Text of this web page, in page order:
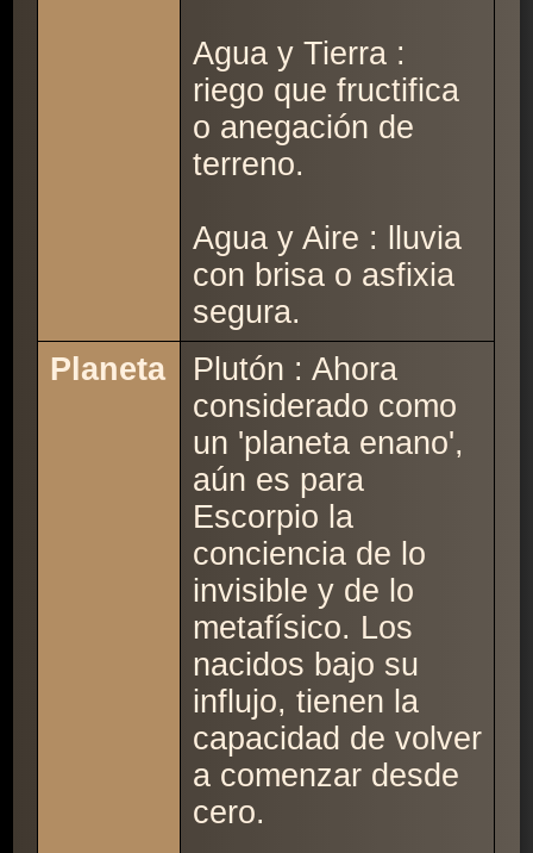
Agua y Tierra :
riego que fructifica
o anegación de
terreno.
Agua y Aire : lluvia
con brisa o asfixia
segura.
Planeta
Plutón : Ahora
considerado como
un 'planeta enano',
aún es para
Escorpio la
conciencia de lo
invisible y de lo
metafísico. Los
nacidos bajo su
influjo, tienen la
capacidad de volver
a comenzar desde
cero.